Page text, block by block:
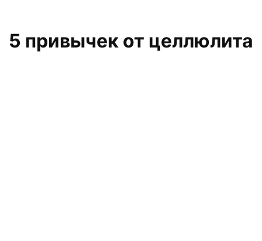
5 привычек от целлюлита